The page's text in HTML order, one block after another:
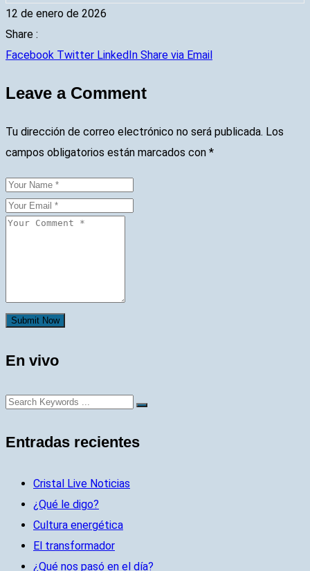
12 de enero de 2026
Share :
Facebook Twitter LinkedIn Share via Email
Leave a Comment
Tu dirección de correo electrónico no será publicada. Los
campos obligatorios están marcados con *
Submit Now
En vivo
Entradas recientes
Cristal Live Noticias
¿Qué le digo?
Cultura energética
El transformador
¿Qué nos pasó en el día?